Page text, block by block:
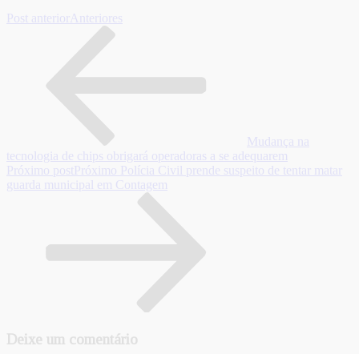
Post anterior Anteriores
Mudança na
tecnologia de chips obrigará operadoras a se adequarem
Próximo post Próximo Polícia Civil prende suspeito de tentar matar
guarda municipal em Contagem
Deixe um comentário